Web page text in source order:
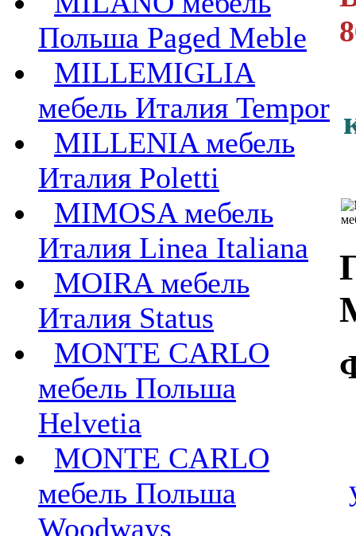
Польша Paged Meble
MILLEMIGLIA
мебель Италия Tempor
MILLENIA мебель
Италия Poletti
MIMOSA мебель
Италия Linea Italiana
MOIRA мебель
Италия Status
MONTE CARLO
мебель Польша
Helvetia
MONTE CARLO
мебель Польша
Woodways